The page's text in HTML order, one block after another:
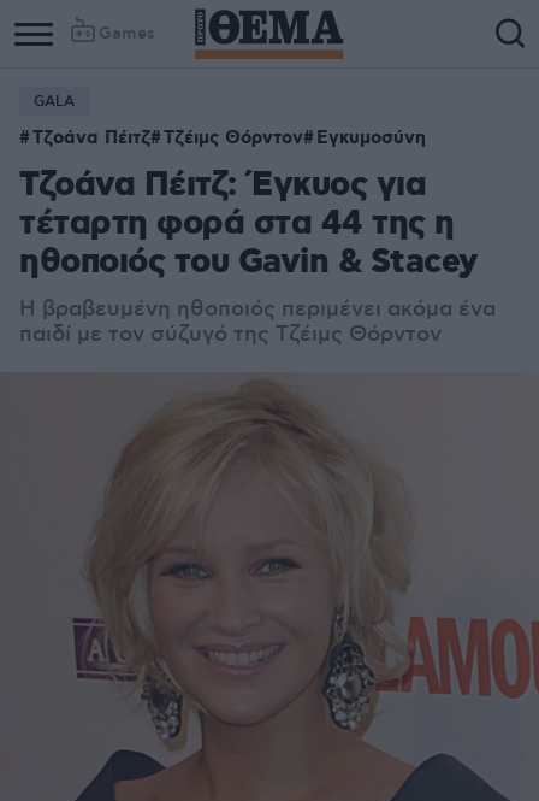
Games
GALA
Τζοάνα Πέιτζ Τζέιμς Θόρντον Εγκυμοσύνη
Τζοάνα Πέιτζ: Έγκυος για
τέταρτη φορά στα 44 της η
ηθοποιός του Gavin & Stacey
Η βραβευμένη ηθοποιός περιμένει ακόμα ένα
παιδί με τον σύζυγό της Τζέιμς Θόρντον